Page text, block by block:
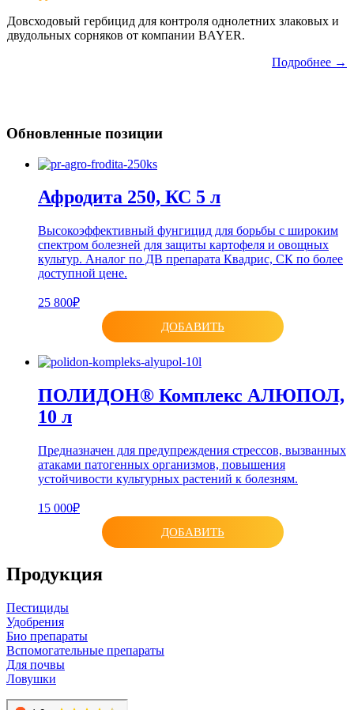
Довсходовый гербицид для контроля однолетних злаковых и
двудольных сорняков от компании BAYER.
Подробнее →
Обновленные позиции
Афродита 250, КС 5 л
Высокоэффективный фунгицид для борьбы с широким
спектром болезней для защиты картофеля и овощных
культур. Аналог по ДВ препарата Квадрис, СК по более
доступной цене.
25 800₽
ДОБАВИТЬ
ПОЛИДОН® Комплекс АЛЮПОЛ,
10 л
Предназначен для предупреждения стрессов, вызванных
атаками патогенных организмов, повышения
устойчивости культурных растений к болезням.
15 000₽
ДОБАВИТЬ
Продукция
Пестициды
Удобрения
Био препараты
Вспомогательные препараты
Для почвы
Ловушки